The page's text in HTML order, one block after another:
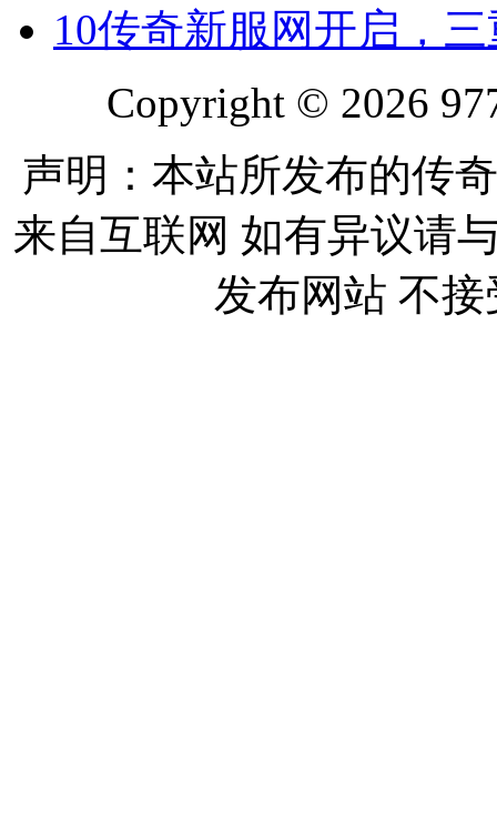
10传奇新服网开启，
Copyright © 2026
声明：本站所发布的传
来自互联网 如有异议请
发布网站 不